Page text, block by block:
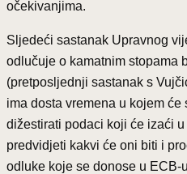
očekivanjima.
Sljedeći sastanak Upravnog
odlučuje o kamatnim stopama
(pretposljednji sastanak s
ima dosta vremena u kojem
dižestirati podaci koji će izaći
predvidjeti kakvi će oni biti i
odluke koje se donose u ECB-